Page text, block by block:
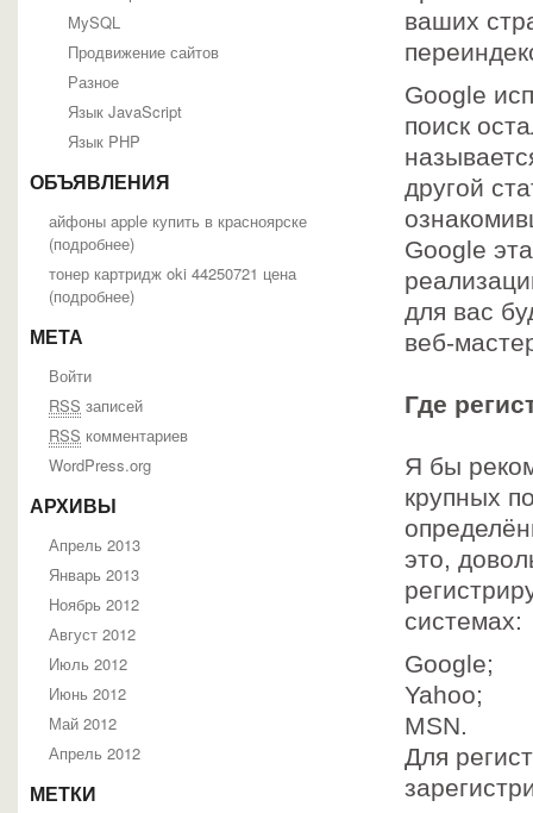
MySQL
Продвижение сайтов
Разное
Язык JavaScript
Язык PHP
ОБЪЯВЛЕНИЯ
айфоны apple купить в красноярске
(подробнее)
тонер картридж oki 44250721 цена
(подробнее)
МЕТА
Войти
RSS записей
RSS комментариев
WordPress.org
АРХИВЫ
Апрель 2013
Январь 2013
Ноябрь 2012
Август 2012
Июль 2012
Июнь 2012
Май 2012
Апрель 2012
МЕТКИ
ваших
Google
поиск
другой
Google
для вас
веб-
Где
Я бы
крупных
это,
системах:
Google;
Yahoo;
MSN.
Для